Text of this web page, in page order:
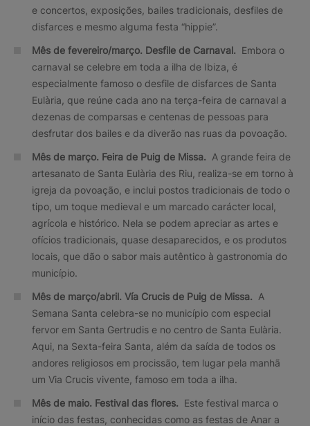
e concertos, exposições, bailes tradicionais, desfiles de
disfarces e mesmo alguma festa “hippie”.
Mês de fevereiro/março. Desfile de Carnaval. Embora o
carnaval se celebre em toda a ilha de Ibiza, é
especialmente famoso o desfile de disfarces de Santa
Eulària, que reúne cada ano na terça-feira de carnaval a
dezenas de comparsas e centenas de pessoas para
desfrutar dos bailes e da diverão nas ruas da povoação.
Mês de março. Feira de Puig de Missa. A grande feira de
artesanato de Santa Eulària des Riu, realiza-se em torno à
igreja da povoação, e inclui postos tradicionais de todo o
tipo, um toque medieval e um marcado carácter local,
agrícola e histórico. Nela se podem apreciar as artes e
ofícios tradicionais, quase desaparecidos, e os produtos
locais, que dão o sabor mais autêntico à gastronomia do
município.
Mês de março/abril. Vía Crucis de Puig de Missa. A
Semana Santa celebra-se no município com especial
fervor em Santa Gertrudis e no centro de Santa Eulària.
Aqui, na Sexta-feira Santa, além da saída de todos os
andores religiosos em procissão, tem lugar pela manhã
um Via Crucis vivente, famoso em toda a ilha.
Mês de maio. Festival das flores. Este festival marca o
início das festas, conhecidas como as festas de Anar a